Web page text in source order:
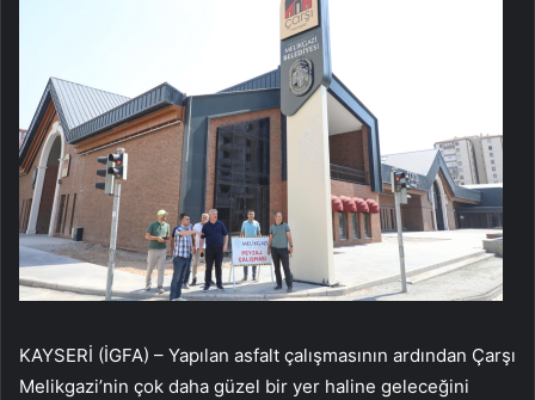
KAYSERİ (İGFA) – Yapılan asfalt çalışmasının ardından Çarşı
Melikgazi’nin çok daha güzel bir yer haline geleceğini